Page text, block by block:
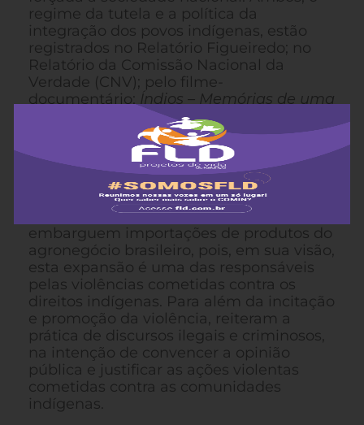
regime da tutela e a política da
integração dos povos indígenas, estão
registrados no Relatório Figueiredo; no
Relatório da Comissão Nacional da
Verdade (CNV); pelo filme-
documentário: Índios – Memórias de uma
; e pelo Relatório da CPI-ALERGS,
sobre a reforma agrária no estado do Rio
Grande do Sul (década de 1960).
Recentemente, lideranças indígenas no
Brasil pediram aos governos europeus,
estadounidense e japonês para que
embarguem importações de produtos do
agronegócio brasileiro, pois, em sua visão,
esta expansão é uma das responsáveis
pelas violências cometidas contra os
direitos indígenas. Para além da incitação
e promoção da violência, reiteram a
prática de discursos ilegais e criminosos,
na intenção de convencer a opinião
pública e justificar as ações violentas
cometidas contra as comunidades
indígenas.